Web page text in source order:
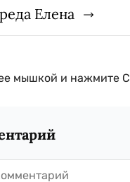
Елена
мышкой и нажмите